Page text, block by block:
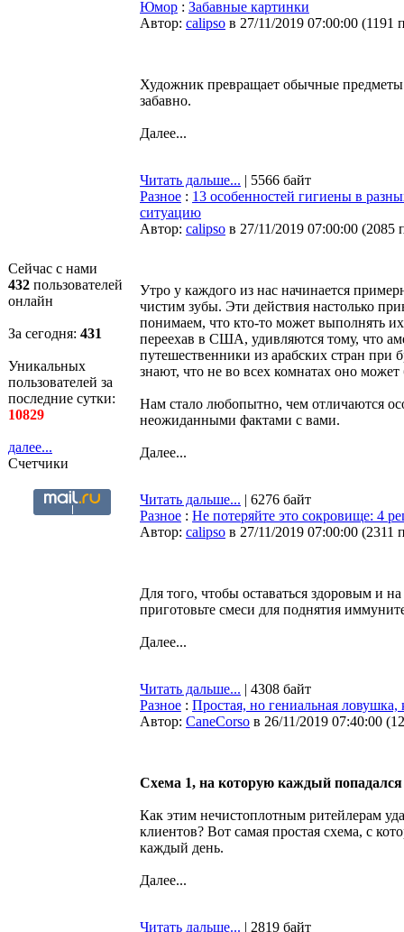
Сейчас с нами
432 пользователей
онлайн
За сегодня: 431
Уникальных
пользователей за
последние сутки:
10829
далее...
Счетчики
Юмор : Забавные картинки
Автор: calipso в 27/11/2019 07:00:00 (1191
Художник превращает обычные
забавно.
Далее...
Читать дальше... | 5566 байт
Разное : 13 особенностей гигиены в
ситуацию
Автор: calipso в 27/11/2019 07:00:00 (2085
Утро у каждого из нас начинается
чистим зубы. Эти действия настолько
понимаем, что кто-то может выполнять
переехав в США, удивляются тому, что
путешественники из арабских стран при
знают, что не во всех комнатах оно может
Нам стало любопытно, чем отличаются
неожиданными фактами с вами.
Далее...
Читать дальше... | 6276 байт
Разное : Не потеряйте это сокровище: 4
Автор: calipso в 27/11/2019 07:00:00 (2311
Для того, чтобы оставаться здоровым и
приготовьте смеси для поднятия
Далее...
Читать дальше... | 4308 байт
Разное : Простая, но гениальная
Автор: CaneCorso в 26/11/2019 07:40:00 (
Схема 1, на которую каждый попадался
Как этим нечистоплотным ритейлерам
клиентов? Вот самая простая схема, с
каждый день.
Далее...
Читать дальше... | 2819 байт